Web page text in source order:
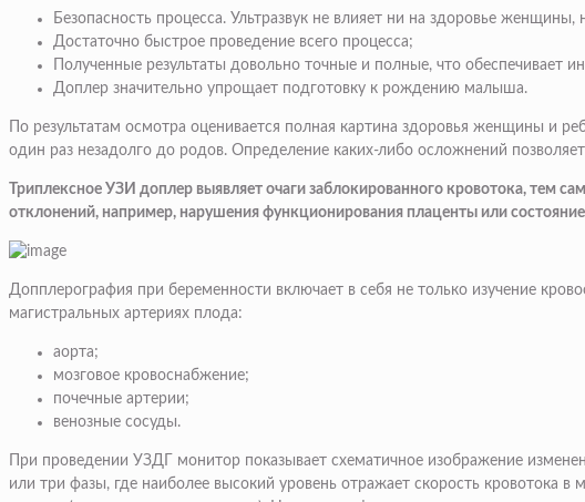
Безопасность процесса. Ультразвук не влияет ни на здоровье
Достаточно быстрое проведение всего процесса;
Полученные результаты довольно точные и полные, что обеспечивает
Доплер значительно упрощает подготовку к рождению малыша.
По результатам осмотра оценивается полная картина здоровья женщины и
один раз незадолго до родов. Определение каких-либо осложнений
Триплексное УЗИ доплер выявляет очаги заблокированного кровотока, тем
отклонений, например, нарушения функционирования плаценты или
Допплерография при беременности включает в себя не только изучение
магистральных артериях плода:
аорта;
мозговое кровоснабжение;
почечные артерии;
венозные сосуды.
При проведении УЗДГ монитор показывает схематичное изображение
или три фазы, где наиболее высокий уровень отражает скорость кровотока